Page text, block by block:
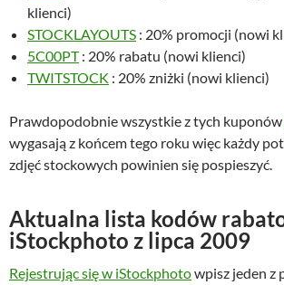
klienci)
STOCKLAYOUTS : 20% promocji (nowi
5C00PT: 20% rabatu (nowi klienci)
TWITSTOCK : 20% zniżki (nowi klienci)
Prawdopodobnie wszystkie z tych kuponów
wygasają z końcem tego roku więc każdy
zdjęć stockowych powinien się pospieszyć.
Aktualna lista kodów
iStockphoto z lipca 2009
Rejestrując się w iStockphotowpisz jeden z